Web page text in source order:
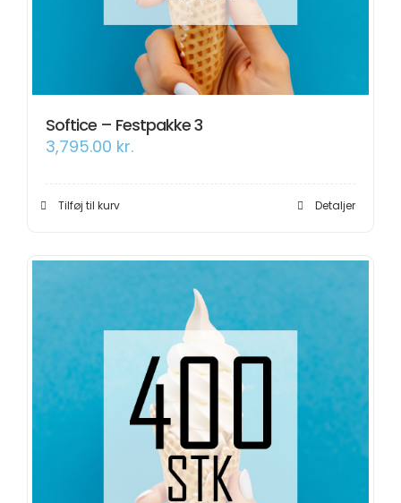
Softice – Festpakke 3
3,795.00 kr.
Tilføj til kurv Detaljer